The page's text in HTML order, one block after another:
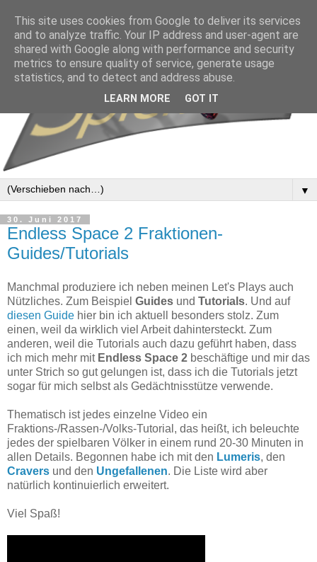
▼
30. Juni 2017
Endless Space 2 Fraktionen-
Guides/Tutorials
Manchmal produziere ich neben meinen Let's Plays auch
Nützliches. Zum Beispiel Guides und Tutorials. Und auf
diesen Guide hier bin ich aktuell besonders stolz. Zum
einen, weil da wirklich viel Arbeit dahintersteckt. Zum
anderen, weil die Tutorials auch dazu geführt haben, dass
ich mich mehr mit Endless Space 2 beschäftige und mir das
unter Strich so gut gelungen ist, dass ich die Tutorials jetzt
sogar für mich selbst als Gedächtnisstütze verwende.
Thematisch ist jedes einzelne Video ein
Fraktions-/Rassen-/Volks-Tutorial, das heißt, ich beleuchte
jedes der spielbaren Völker in einem rund 20-30 Minuten in
allen Details. Begonnen habe ich mit den Lumeris, den
Cravers und den Ungefallenen. Die Liste wird aber
natürlich kontinuierlich erweitert.
Viel Spaß!
This site uses cookies from Google to deliver its services
and to analyze traffic. Your IP address and user-agent are
shared with Google along with performance and security
metrics to ensure quality of service, generate usage
statistics, and to detect and address abuse.
LEARN MORE GOT IT